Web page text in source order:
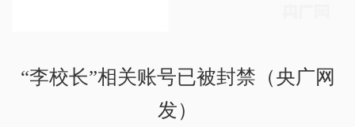
“李校长”相关账号已被封禁（央广网
发）